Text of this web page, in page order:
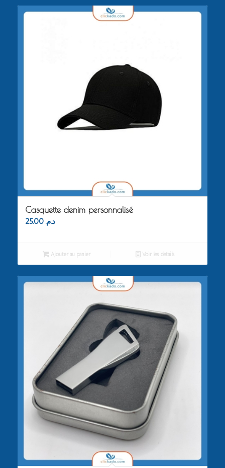
Casquette denim personnalisé
د.م. 25.00
Ajouter au panier Voir les détails